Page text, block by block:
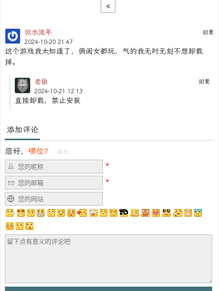
«
回复
似水流年
2024-10-20 21:47
这个游戏我太知道了，俩闺女都玩，气的我无时无刻不想卸载
掉。
回复
老狼
2024-10-21 12:13
直接卸载，禁止安装
添加评论
您好， 哪位？ 确定